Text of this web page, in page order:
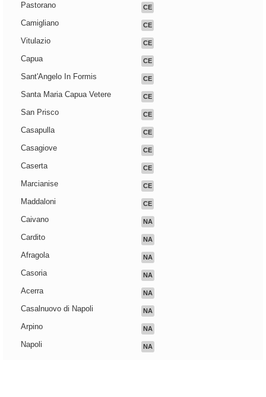
Pastorano CE
Camigliano CE
Vitulazio CE
Capua CE
Sant'Angelo In Formis CE
Santa Maria Capua Vetere CE
San Prisco CE
Casapulla CE
Casagiove CE
Caserta CE
Marcianise CE
Maddaloni CE
Caivano NA
Cardito NA
Afragola NA
Casoria NA
Acerra NA
Casalnuovo di Napoli NA
Arpino NA
Napoli NA